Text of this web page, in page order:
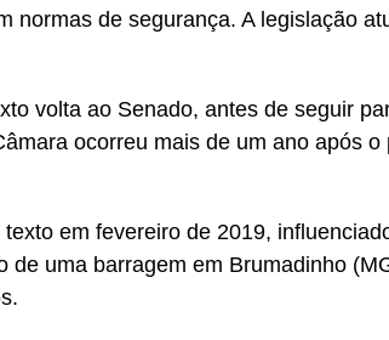
normas de segurança. A legislação
volta ao Senado, antes de seguir
ocorreu mais de um ano após
em fevereiro de 2019,
de uma barragem em Brumadinho